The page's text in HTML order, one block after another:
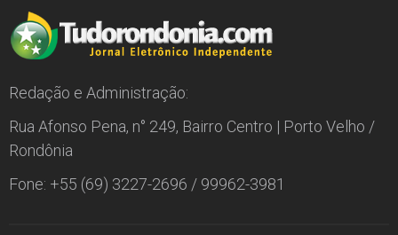
Redação e Administração:
Rua Afonso Pena, n° 249, Bairro Centro | Porto Velho /
Rondônia
Fone: +55 (69) 3227-2696 / 99962-3981